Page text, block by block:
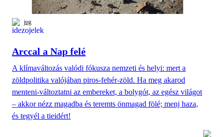
jog
Arccal a Nap felé
A klímaváltozás valódi fókusza nemzeti és helyi: mert a
zöldpolitika valójában piros-fehér-zöld. Ha meg akarod
menteni-változtatni az embereket, a bolygót, az egész világot
– akkor nézz magadba és teremts önmagad fölé; menj haza,
és tegyél a tieidért!